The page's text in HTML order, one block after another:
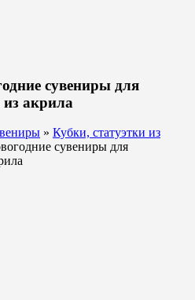
сувениры для
акрила
» Кубки, статуэтки из
сувениры для